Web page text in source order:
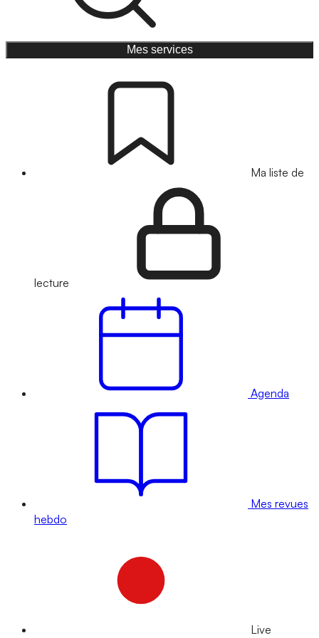
Mes services
Ma liste de
lecture
Agenda
Mes revues
hebdo
Live